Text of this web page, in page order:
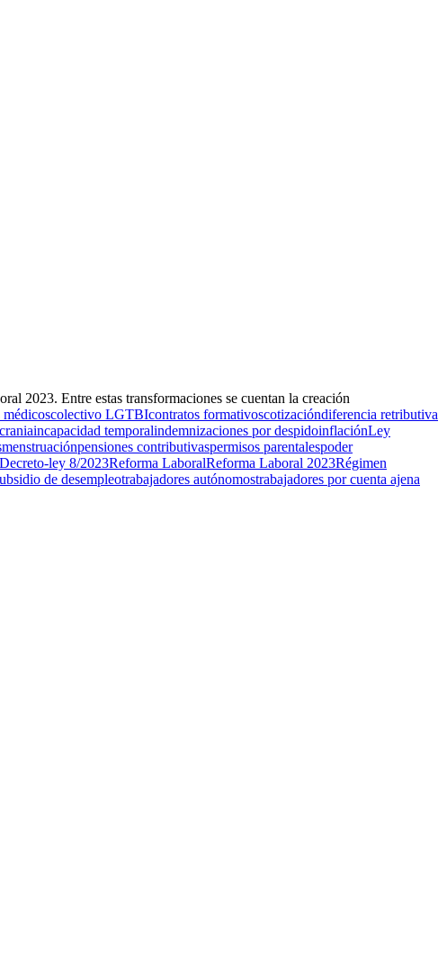
2023. Entre estas transformaciones se cuentan la creación
colectivo LGTBIcontratos formativoscotizacióndiferencia retributiva
incapacidad temporalindemnizaciones por despidoinflaciónLey
menstruaciónpensiones contributivaspermisos parentalespoder
ley 8/2023Reforma LaboralReforma Laboral 2023Régimen
de desempleotrabajadores autónomostrabajadores por cuenta ajena